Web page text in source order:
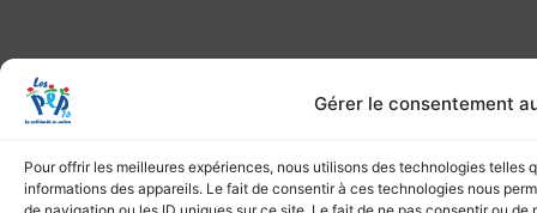
Gérer le consentement
Pour offrir les meilleures expériences, nous utilisons des technologies
informations des appareils. Le fait de consentir à ces technologies nous